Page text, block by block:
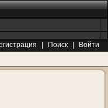
Поиск
Войти